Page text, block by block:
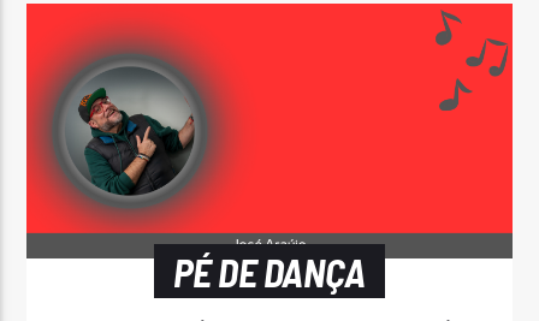
PÉ DE DANÇA